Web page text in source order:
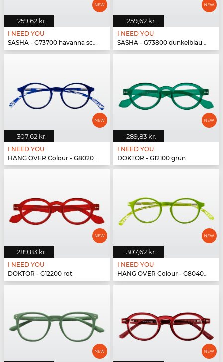
259,62 kr.
I NEED YOU
SASHA - G73700 havanna schwarz
259,62 kr.
I NEED YOU
SASHA - G73800 dunkelblau havanna
307,62 kr.
I NEED YOU
HANG OVER Colour - G80200 blau
289,83 kr.
I NEED YOU
DOKTOR - G12100 grün
289,83 kr.
I NEED YOU
DOKTOR - G12200 rot
307,62 kr.
I NEED YOU
HANG OVER Colour - G80400 grün